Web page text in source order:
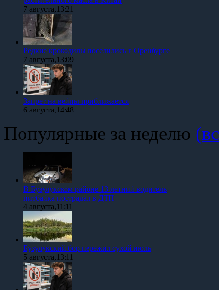
7 августа,13:21
Редкие крокодилы поселились в Оренбурге
7 августа,13:09
Запрет на вейпы приближается
6 августа,14:48
Популярные за неделю
В Бузулукском районе 13-летний водитель
питбайка пострадал в ДТП
4 августа,11:11
Бузулукский бор пережил сухой июль
5 августа,13:11